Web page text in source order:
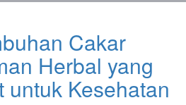
Cakar
Herbal yang
untuk Kesehatan